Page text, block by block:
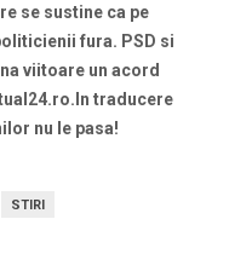
se sustine ca pe
fura. PSD si
viitoare un acord
traducere
nu le pasa!
STIRI